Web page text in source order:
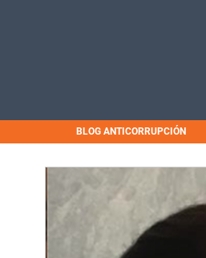
BLOG ANTICORRUPCIÓN